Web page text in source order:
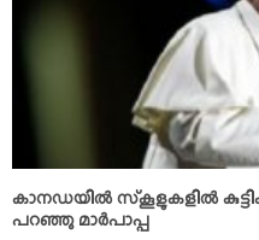
കാനഡയില്‍ സ്‌കൂളുകളില്‍
പറഞ്ഞു മാര്‍പാപ്പ